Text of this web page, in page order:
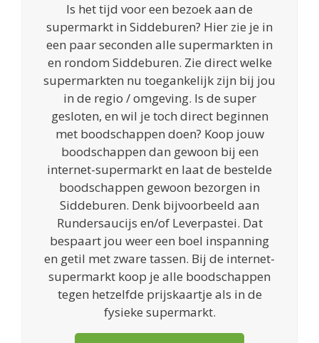
Is het tijd voor een bezoek aan de
supermarkt in Siddeburen? Hier zie je in
een paar seconden alle supermarkten in
en rondom Siddeburen. Zie direct welke
supermarkten nu toegankelijk zijn bij jou
in de regio / omgeving. Is de super
gesloten, en wil je toch direct beginnen
met boodschappen doen? Koop jouw
boodschappen dan gewoon bij een
internet-supermarkt en laat de bestelde
boodschappen gewoon bezorgen in
Siddeburen. Denk bijvoorbeeld aan
Rundersaucijs en/of Leverpastei. Dat
bespaart jou weer een boel inspanning
en getil met zware tassen. Bij de internet-
supermarkt koop je alle boodschappen
tegen hetzelfde prijskaartje als in de
fysieke supermarkt.